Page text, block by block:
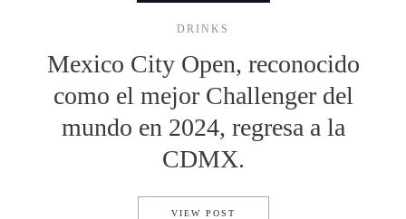
DRINKS
Mexico City Open, reconocido
como el mejor Challenger del
mundo en 2024, regresa a la
CDMX.
VIEW POST